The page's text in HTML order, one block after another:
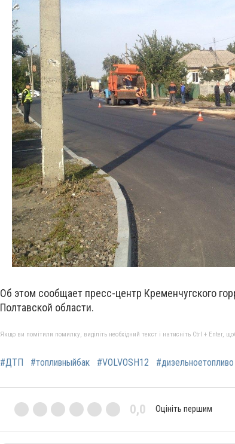
Об этом сообщает пресс-центр Кременчугского
Полтавской области.
Якщо ви помітили помилку, виділіть необхідний текст і натисніть Ctrl + Enter,
#ДТП #топливныйбак #VOLVOSH12 #дизельноетопливо
0,0 Оцініть першим